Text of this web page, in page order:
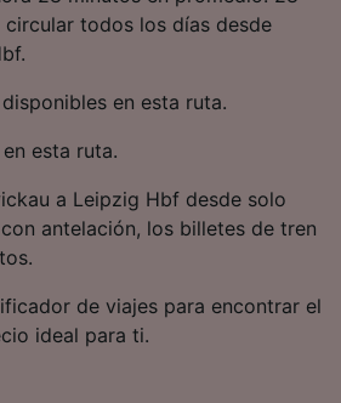
circular todos los días desde
en esta ruta.
esta ruta.
a Leipzig Hbf desde solo
antelación, los billetes de tren
de viajes para encontrar el
ideal para ti.
activamente las
dispositivo para su
la información en un
a ella. Publicidad y
medición de
investigación de
de servicios.
(proveedores)